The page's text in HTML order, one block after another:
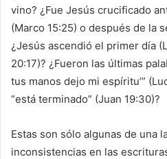
vino? ¿Fue Jesús crucificado
(Marco 15:25) o después de la
¿Jesús ascendió el primer día
20:17)? ¿Fueron las últimas
tus manos dejo mi espíritu’”
“está terminado” (Juan 19:30)?
Estas son sólo algunas de una
inconsistencias en las